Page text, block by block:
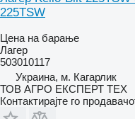
225TSW
Цена на барање
Лагер
503010117
Украина, м. Кагарлик
ТОВ АГРО ЕКСПЕРТ ТЕХ
Контактирајте го